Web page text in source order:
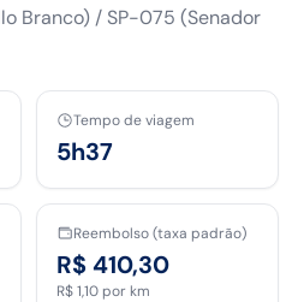
Branco) / SP-075 (Senador
Tempo de viagem
5h37
Reembolso (taxa padrão)
R$ 410,30
R$ 1,10 por km